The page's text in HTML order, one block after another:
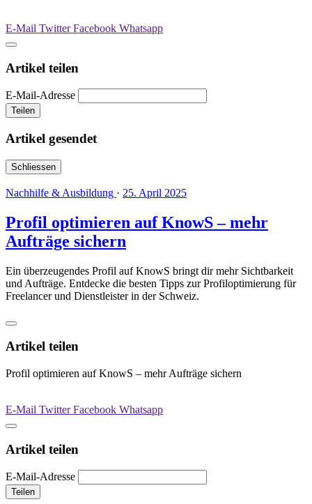
E-Mail TwitterFacebook Whatsapp
Artikel teilen
E-Mail-Adresse
Teilen
Artikel gesendet
Schliessen
Nachhilfe & Ausbildung · 25. April 2025
Profil optimieren auf KnowS – mehr
Aufträge sichern
Ein überzeugendes Profil auf KnowS bringt dir mehr Sichtbarkeit
und Aufträge. Entdecke die besten Tipps zur Profiloptimierung für
Freelancer und Dienstleister in der Schweiz.
Artikel teilen
Profil optimieren auf KnowS – mehr Aufträge sichern
E-Mail TwitterFacebook Whatsapp
Artikel teilen
E-Mail-Adresse
Teilen